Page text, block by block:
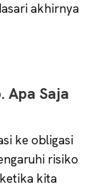
akhirnya
Apa Saja
ke obligasi
risiko
kita